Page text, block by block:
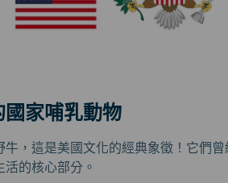
家哺乳動物
牛，這是美國文化的經典象徵！它們
活的核心部分。